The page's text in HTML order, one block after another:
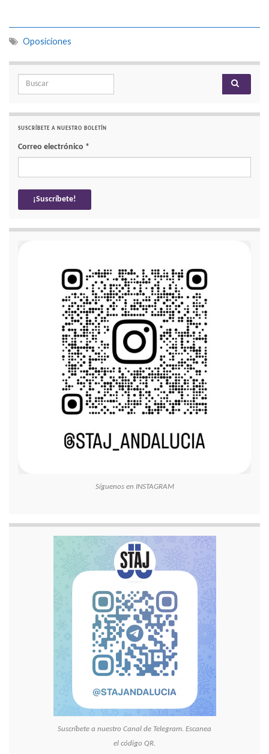
Oposiciones
Search for:
SUSCRÍBETE A NUESTRO BOLETÍN
Correo electrónico *
Síguenos en INSTAGRAM
Suscríbete a nuestro Canal de Telegram. Escanea
el código QR.